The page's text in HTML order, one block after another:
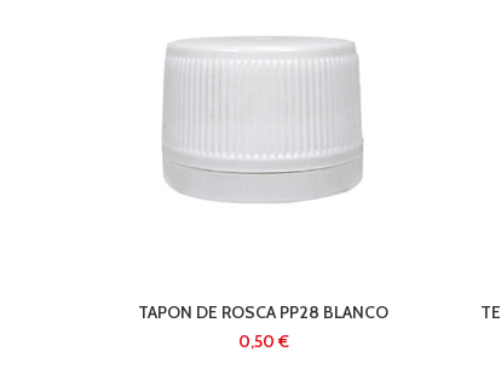
TAPON DE ROSCA PP28 BLANCO
€